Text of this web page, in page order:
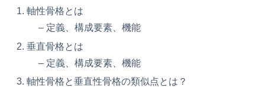
軸性骨格とは
– 定義、構成要素、機能
垂直骨格とは
– 定義、構成要素、機能
軸性骨格と垂直性骨格の類似点とは？